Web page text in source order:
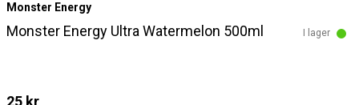
Monster Energy
Monster Energy Ultra Watermelon 500ml I lager
25 kr